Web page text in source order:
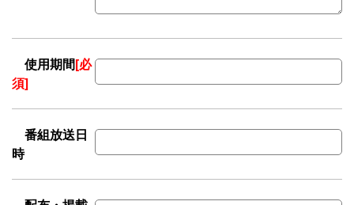
使用期間[必
須]
番組放送日
時